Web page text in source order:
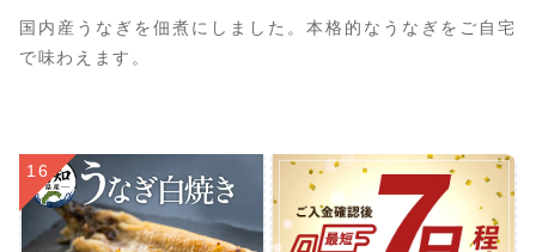
国内産うなぎを佃煮にしました。本格的なうなぎをご自宅
で味わえます。
16